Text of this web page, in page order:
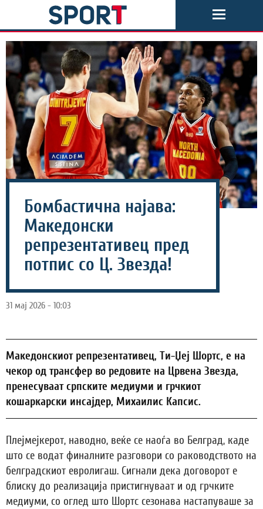
Бомбастична најава:
Македонски
репрезентативец пред
потпис со Ц. Звезда!
31 мај 2026 - 10:03
Македонскиот репрезентативец, Ти-Џеј Шортс, е на
чекор од трансфер во редовите на Црвена Звезда,
пренесуваат српските медиуми и грчкиот
кошаркарски инсајдер, Михаилис Капсис.
Плејмејкерот, наводно, веќе се наоѓа во Белград, каде
што се водат финалните разговори со раководството на
белградскиот евролигаш. Сигнали дека договорот е
блиску до реализација пристигнуваат и од грчките
медиуми, со оглед што Шортс сезонава настапуваше за